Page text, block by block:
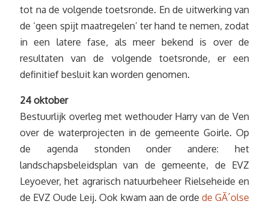
tot na de volgende toetsronde. En de uitwerking van
de ‘geen spijt maatregelen’ ter hand te nemen, zodat
in een latere fase, als meer bekend is over de
resultaten van de volgende toetsronde, er een
definitief besluit kan worden genomen.
24 oktober
Bestuurlijk overleg met wethouder Harry van de Ven
over de waterprojecten in de gemeente Goirle. Op
de agenda stonden onder andere: het
landschapsbeleidsplan van de gemeente, de EVZ
Leyoever, het agrarisch natuurbeheer Rielseheide en
de EVZ Oude Leij. Ook kwam aan de orde de GÃ´olse